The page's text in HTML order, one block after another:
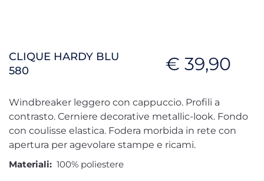
CLIQUE HARDY BLU
580
€ 39,90
Windbreaker leggero con cappuccio. Profili a
contrasto. Cerniere decorative metallic-look. Fondo
con coulisse elastica. Fodera morbida in rete con
apertura per agevolare stampe e ricami.
Materiali: 100% poliestere